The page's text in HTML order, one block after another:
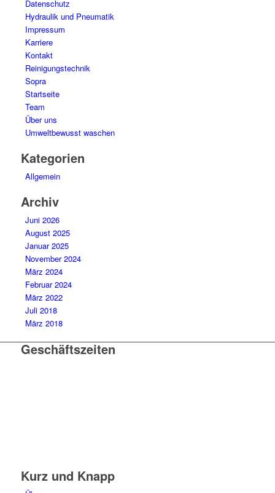
Datenschutz
Hydraulik und Pneumatik
Impressum
Karriere
Kontakt
Reinigungstechnik
Sopra
Startseite
Team
Über uns
Umweltbewusst waschen
Kategorien
Allgemein
Archiv
Juni 2026
August 2025
Januar 2025
November 2024
März 2024
Februar 2024
März 2022
Juli 2018
März 2018
Geschäftszeiten
Kurz und Knapp